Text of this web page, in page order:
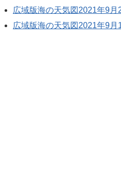
広域版海の天気図2021年9月
広域版海の天気図2021年9月